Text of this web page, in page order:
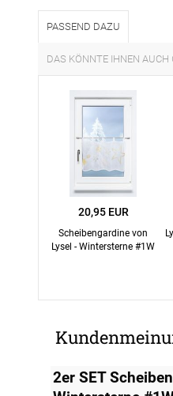
PASSEND DAZU
DAS KÖNNTE IHNEN AUCH
20,95 EUR
Scheibengardine von
Lysel - Wintersterne #1W
2er SET